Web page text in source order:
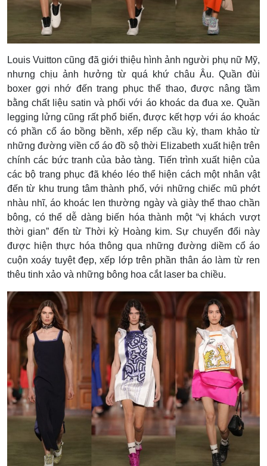
Louis Vuitton cũng đã giới thiệu hình ảnh người phụ nữ Mỹ,
nhưng chịu ảnh hưởng từ quá khứ châu Âu. Quần đùi
boxer gợi nhớ đến trang phục thể thao, được nâng tầm
bằng chất liệu satin và phối với áo khoác da đua xe. Quần
legging lửng cũng rất phổ biến, được kết hợp với áo khoác
có phần cổ áo bồng bềnh, xếp nếp cầu kỳ, tham khảo từ
những đường viền cổ áo đồ sộ thời Elizabeth xuất hiện trên
chính các bức tranh của bảo tàng. Tiến trình xuất hiện của
các bộ trang phục đã khéo léo thể hiện cách một nhân vật
đến từ khu trung tâm thành phố, với những chiếc mũ phớt
nhàu nhĩ, áo khoác len thường ngày và giày thể thao chần
bông, có thể dễ dàng biến hóa thành một “vị khách vượt
thời gian” đến từ Thời kỳ Hoàng kim. Sự chuyển đổi này
được hiện thực hóa thông qua những đường diềm cổ áo
cuộn xoáy tuyệt đẹp, xếp lớp trên phần thân áo làm từ ren
thêu tinh xảo và những bông hoa cắt laser ba chiều.